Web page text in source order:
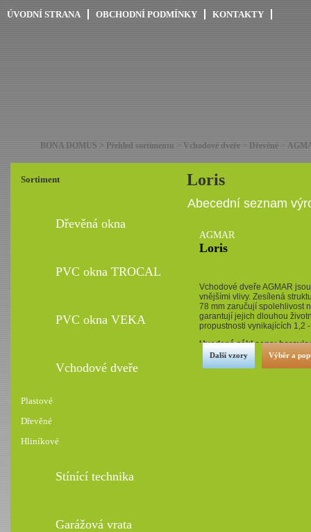
ÚVODNÍ STRANA OBCHODNÍ PODMÍNKY KONTAKTY
BONA DOMUS > Přehled sortimentu > Vchodové dveře > Dřevěné >
Sortiment Loris
Dřevěná okna
PVC okna TROCAL
PVC okna VEKA
Vchodové dveře
Plastové
Dřevěné
Hliníkové
Stínící technika
Garážová vrata
Abecední seznam
AGMAR
Loris
Vchodové dveře AGMAR
vnějšími vlivy. Zesílená
78 mm zaručují spolehlivost
garantují jejich dlouhou
propustnosti vynikajících 1,2
Uvedená zákl.cena:
Další vzory Výběr a